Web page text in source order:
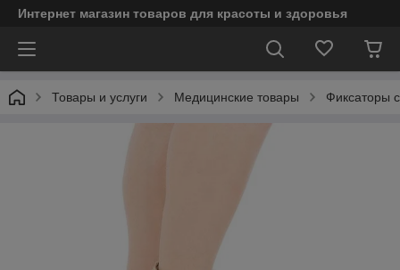
Интернет магазин товаров для красоты и здоровья
Товары и услуги Медицинские товары Фиксаторы